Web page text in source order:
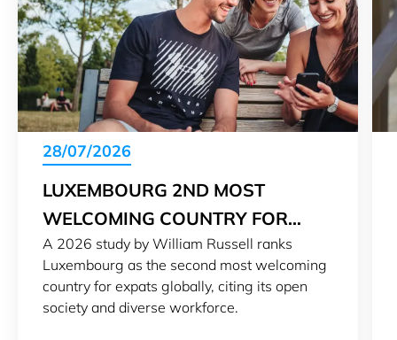
28/07/2026
LUXEMBOURG 2ND MOST
WELCOMING COUNTRY FOR
EXPATS IN 2026
A 2026 study by William Russell ranks
Luxembourg as the second most welcoming
country for expats globally, citing its open
society and diverse workforce.